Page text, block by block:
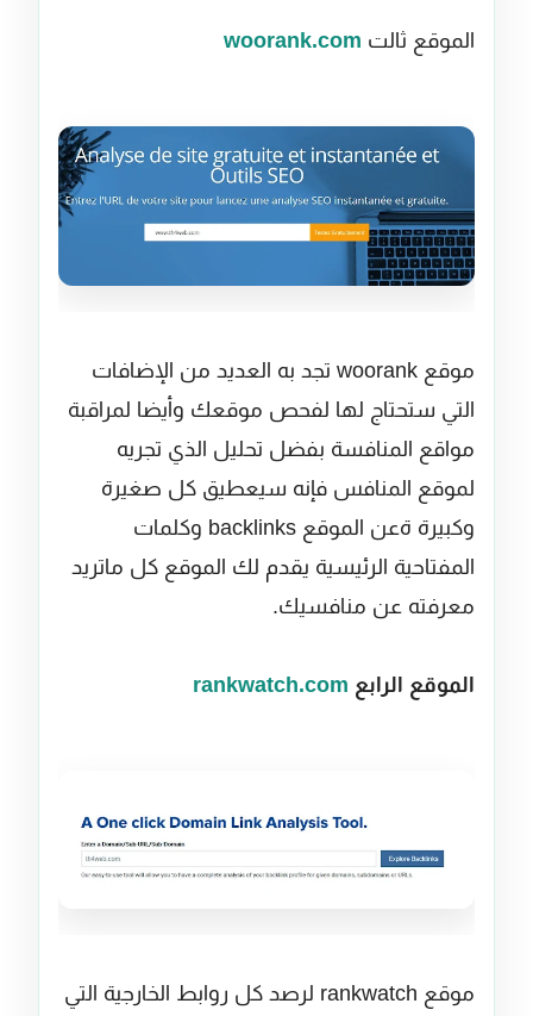
الموقع ثالت woorank.com
موقع woorank تجد به العديد من الإضافات
التي ستحتاج لها لفحص موقعك وأيضا لمراقبة
مواقع المنافسة بفضل تحليل الذي تجريه
لموقع المنافس فإنه سيعطيق كل صغيرة
وكبيرة ةعن الموقع backlinks وكلمات
المفتاحية الرئيسية يقدم لك الموقع كل ماتريد
معرفته عن منافسيك.
الموقع الرابع rankwatch.com
موقع rankwatch لرصد كل روابط الخارجية التي